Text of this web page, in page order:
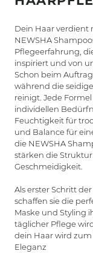
Dein Haar verdient
NEWSHA
Pflegeerfahrung,
inspiriert und von
Schon beim
während die
reinigt. Jede
individellen
Feuchtigkeit für
und Balance für
die NEWSHA
stärken die
Geschmeidigkeit.
Als erster Schritt
schaffen sie die
Maske und Styling
täglicher Pflege
dein Haar wird
Eleganz